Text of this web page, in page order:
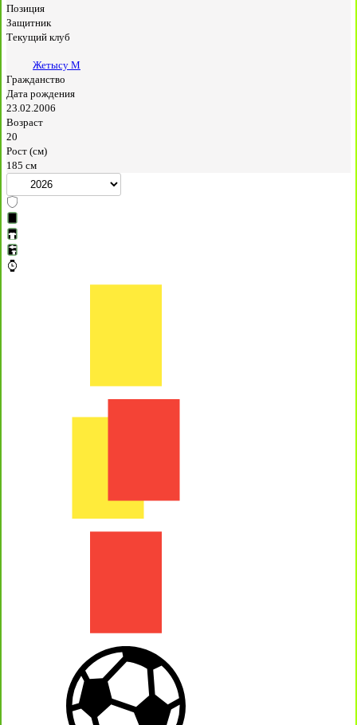
Позиция
Защитник
Текущий клуб
Жетысу М
Гражданство
Дата рождения
23.02.2006
Возраст
20
Рост (см)
185 см